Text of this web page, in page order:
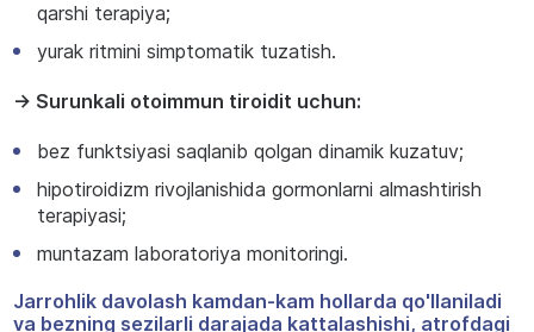
qarshi terapiya;
yurak ritmini simptomatik tuzatish.
→ Surunkali otoimmun tiroidit uchun:
bez funktsiyasi saqlanib qolgan dinamik kuzatuv;
hipotiroidizm rivojlanishida gormonlarni almashtirish
terapiyasi;
muntazam laboratoriya monitoringi.
Jarrohlik davolash kamdan-kam hollarda qo'llaniladi
va bezning sezilarli darajada kattalashishi, atrofdagi